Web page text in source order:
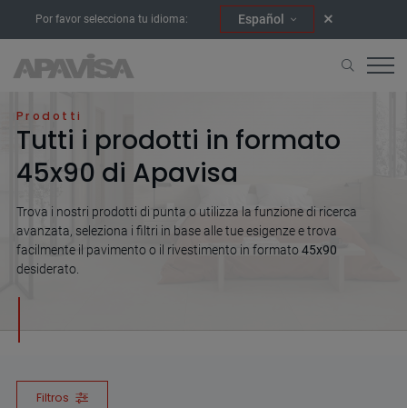
Por favor selecciona tu idioma: Español
Prodotti
Tutti i prodotti in formato
45x90 di Apavisa
Trova i nostri prodotti di punta o utilizza la funzione di ricerca
avanzata, seleziona i filtri in base alle tue esigenze e trova
facilmente il pavimento o il rivestimento in formato 45x90
desiderato.
Filtros